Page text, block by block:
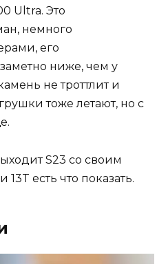
Ultra. Это
немного
его
ниже, чем у
не троттлит и
тоже летают, но с
S23 со своим
есть что показать.